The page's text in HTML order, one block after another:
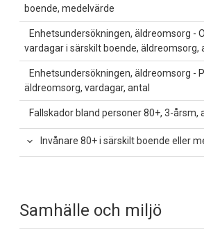
boende, medelvärde
Enhetsundersökningen, äldreomsorg -
vardagar i särskilt boende, äldreomsorg,
Enhetsundersökningen, äldreomsorg -
äldreomsorg, vardagar, antal
Fallskador bland personer 80+, 3-
Invånare 80+ i särskilt boende eller
Samhälle och miljö